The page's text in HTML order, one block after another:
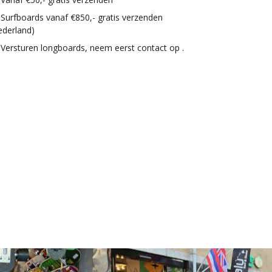
Surfboards vanaf €850,- gratis verzenden
Versturen longboards, neem eerst contact op .